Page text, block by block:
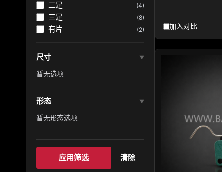
二足 (4)
三足 (8)
有片 (2)
尺寸 ▼
暂无选项
形态 ▼
暂无形态选项
应用筛选 清除
加入对比